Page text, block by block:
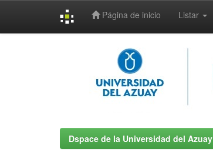
Página de inicio Listar
Dspace de la Universidad del Azuay